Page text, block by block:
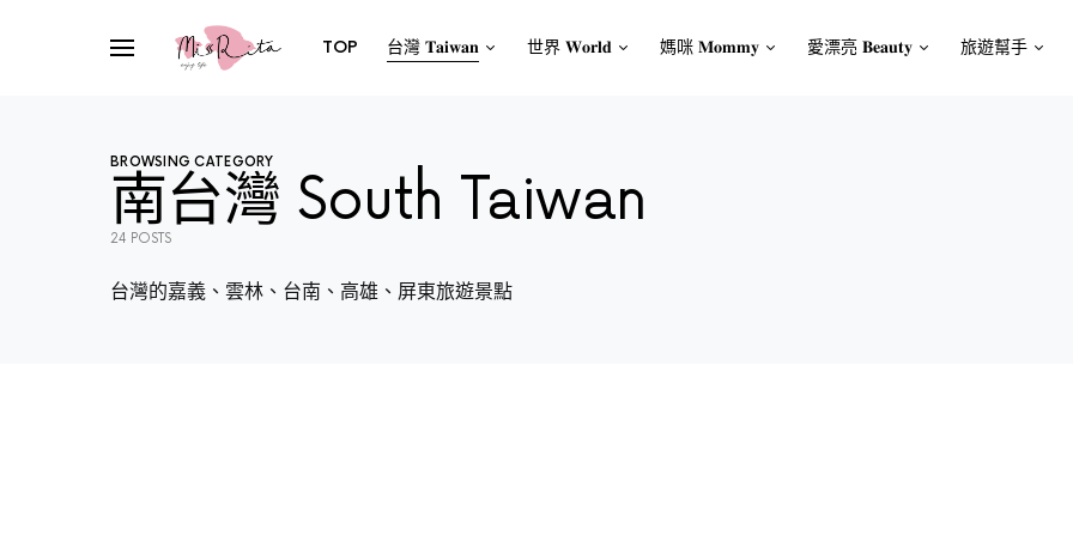
TOP 台灣 𝐓𝐚𝐢𝐰𝐚𝐧 世界 𝐖𝐨𝐫𝐥𝐝 媽咪 𝐌𝐨𝐦𝐦𝐲 愛漂亮 𝐁𝐞𝐚𝐮𝐭𝐲 旅遊幫手
BROWSING CATEGORY
南台灣 South Taiwan
24 POSTS
台灣的嘉義、雲林、台南、高雄、屏東旅遊景點